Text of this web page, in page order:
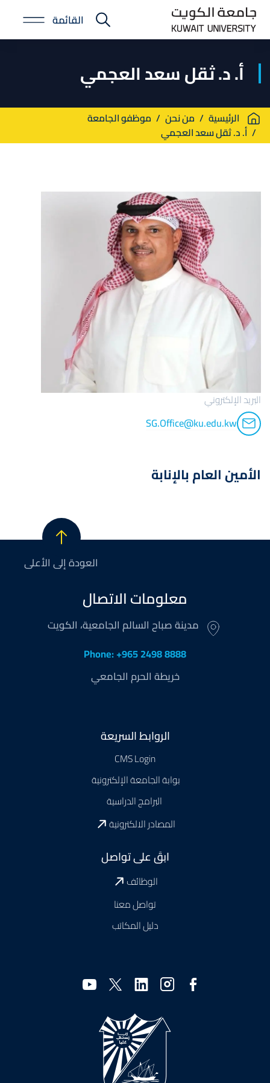
Skip
main
E-
Portal
القائمة
أ. د. ثقل سعد العجمي
Breadcrumb
الرئيسية من نحن
موظفو الجامعة
أ. د. ثقل سعد العجمي
البريد الإلكتروني
SG.Office@ku.edu.kw
الأمين العام بالإنابة
العودة إلى الأعلى
معلومات الاتصال
مدينة صباح السالم الجامعية، الكويت
Phone: +965 2498 8888
خريطة الحرم الجامعي
الروابط السريعة
CMS Login
بوابة الجامعة الإلكترونية
البرامج الدراسية
المصادر الالكترونية
ابقَ على تواصل
الوظائف
تواصل معنا
دليل المكاتب